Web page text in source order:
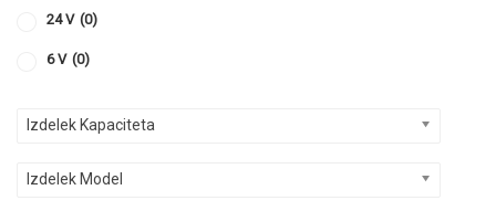
24 V (0)
6 V (0)
Izdelek Kapaciteta
Izdelek Model